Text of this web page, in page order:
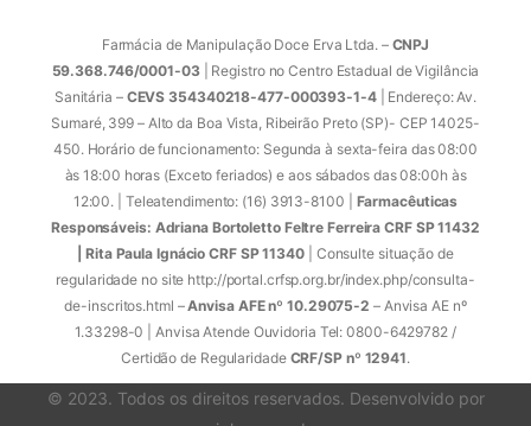
Farmácia de Manipulação Doce Erva Ltda. – CNPJ
59.368.746/0001-03| Registro no Centro Estadual de Vigilância
Sanitária –CEVS 354340218-477-000393-1-4| Endereço: Av.
Sumaré, 399 – Alto da Boa Vista, Ribeirão Preto (SP)- CEP 14025-
450. Horário de funcionamento: Segunda à sexta-feira das 08:00
às 18:00 horas (Exceto feriados) e aos sábados das 08:00h às
12:00. | Teleatendimento: (16) 3913-8100 | Farmacêuticas
Responsáveis: Adriana Bortoletto Feltre Ferreira CRF SP 11432
| Rita Paula Ignácio CRF SP 11340 | Consulte situação de
regularidade no site http://portal.crfsp.org.br/index.php/consulta-
de-inscritos.html –Anvisa AFE nº 10.29075-2 – Anvisa AE nº
1.33298-0 | Anvisa Atende Ouvidoria Tel: 0800-6429782 /
Certidão de Regularidade CRF/SP nº 12941.
© 2023. Todos os direitos reservados. Desenvolvido por